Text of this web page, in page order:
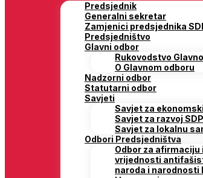
Predsjednik
Generalni sekretar
Zamjenici predsjednika
Predsjedništvo
Glavni odbor
Rukovodstvo
O Glavnom odboru
Nadzorni odbor
Statutarni odbor
Savjeti
Savjet za
Savjet za razvoj
Savjet za lokalnu
Odbori Predsjedništva
Odbor za afirmaciju
vrijednosti
naroda i narodnosti